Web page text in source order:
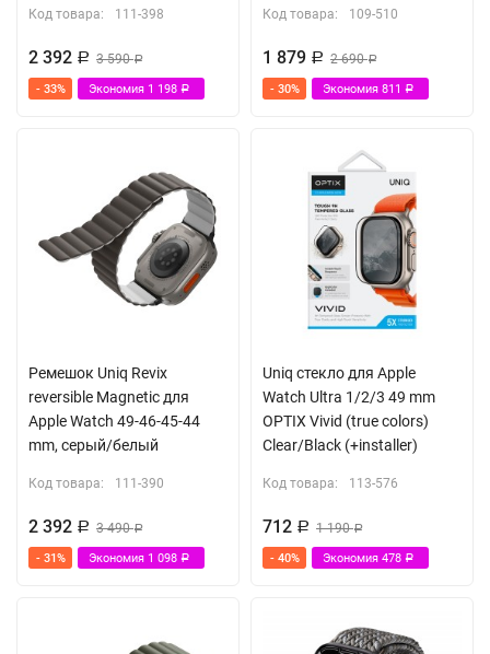
Код товара: 111-398
2 392 Р 3 590Р
- 33% Экономия 1 198 Р
Код товара: 109-510
1 879 Р 2 690Р
- 30% Экономия 811 Р
Ремешок Uniq Revix
reversible Magnetic для
Apple Watch 49-46-45-44
mm, серый/белый
Код товара: 111-390
2 392 Р 3 490Р
- 31% Экономия 1 098 Р
Uniq стекло для Apple
Watch Ultra 1/2/3 49 mm
OPTIX Vivid (true colors)
Clear/Black (+installer)
Код товара: 113-576
712 Р 1 190Р
- 40% Экономия 478 Р